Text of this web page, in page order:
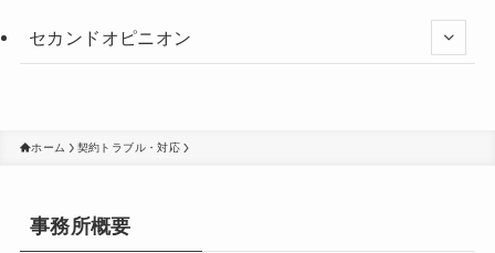
セカンドオピニオン
ホーム 契約トラブル・対応
事務所概要